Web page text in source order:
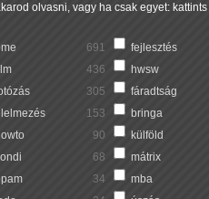
olvasni, vagy ha csak egyet: kattints
691
fejlesztés
436
hwsw
305
fáradtság
153
bringa
90
külföld
68
mátrix
34
mba